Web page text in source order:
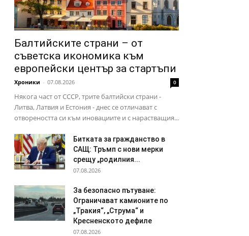
Балтийските страни – от
съветска икономика към
европейски център за стартъпи
Хроники - 07.08.2026 0
Някога част от СССР, трите балтийски страни -
Литва, Латвия и Естония - днес се отличават с
отвореността си към иновациите и с нарастващия...
Битката за гражданство в
САЩ: Тръмп с нови мерки
срещу „родилния...
07.08.2026
За безопасно пътуване:
Ограничават камионите по
„Тракия“, „Струма“ и
Кресненското дефиле
07.08.2026